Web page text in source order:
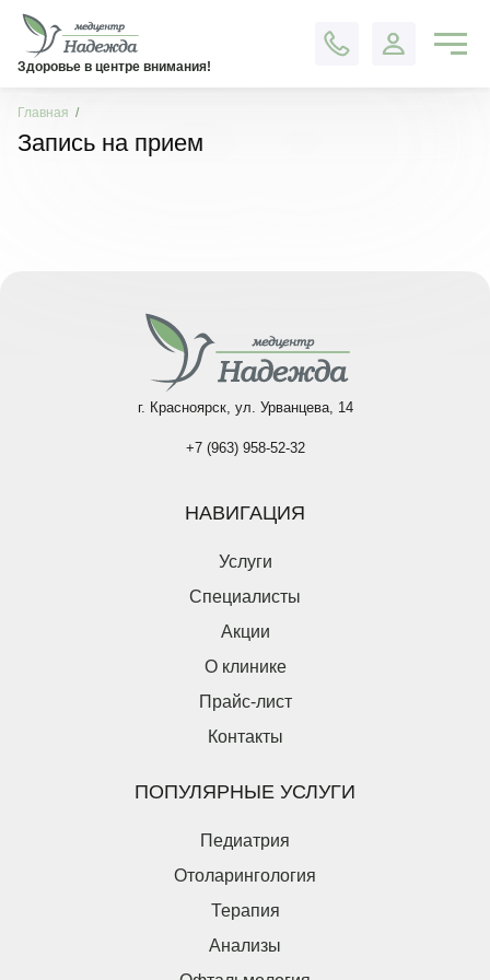
Здоровье в центре внимания!
Контакты
Главная
Запись на прием
г. Красноярск, ул. Урванцева, 14
+7 (963) 958-52-32
НАВИГАЦИЯ
Услуги
Специалисты
Акции
О клинике
Прайс-лист
Контакты
ПОПУЛЯРНЫЕ УСЛУГИ
Педиатрия
Отоларингология
Терапия
Анализы
Оставьте заявку на налоговый вычет
Пациент является плательщиком